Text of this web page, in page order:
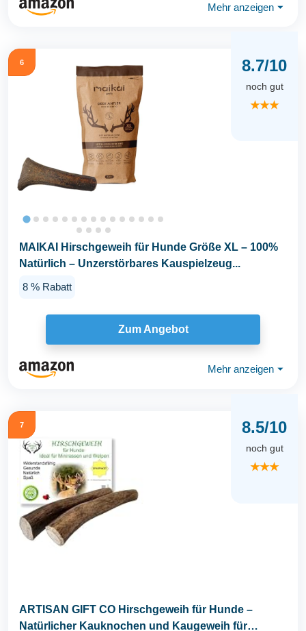
Mehr anzeigen ⏷
6 8.7/10
noch gut
★★★
MAIKAI Hirschgeweih für Hunde Größe XL – 100%
Natürlich – Unzerstörbares Kauspielzeug...
8 % Rabatt
Zum Angebot
Mehr anzeigen ⏷
7 8.5/10
noch gut
★★★
ARTISAN GIFT CO Hirschgeweih für Hunde –
Natürlicher Kauknochen und Kaugeweih für